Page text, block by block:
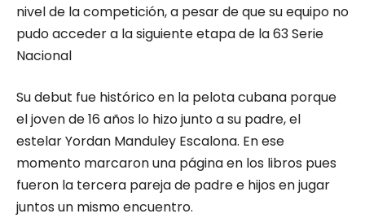
nivel de la competición, a pesar de que su equipo no
pudo acceder a la siguiente etapa de la 63 Serie
Nacional
Su debut fue histórico en la pelota cubana porque
el joven de 16 años lo hizo junto a su padre, el
estelar Yordan Manduley Escalona. En ese
momento marcaron una página en los libros pues
fueron la tercera pareja de padre e hijos en jugar
juntos un mismo encuentro.